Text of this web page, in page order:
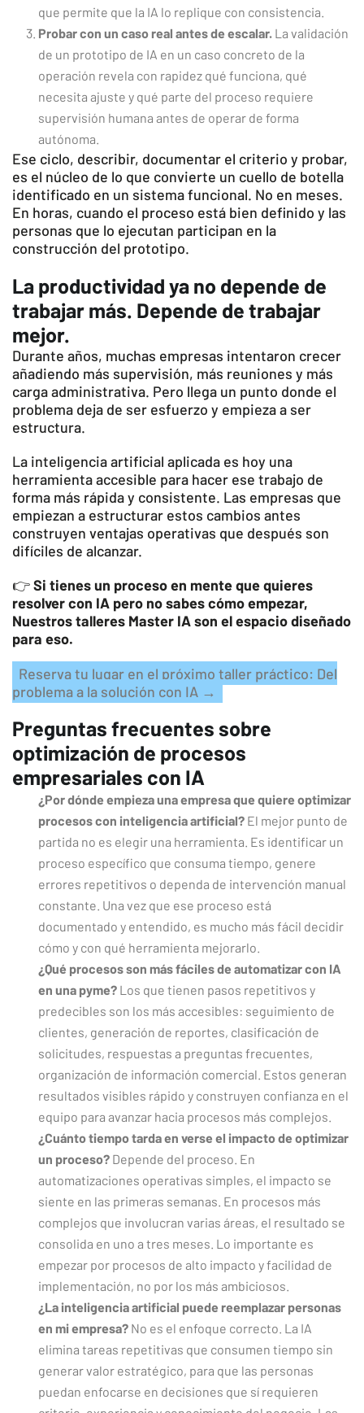
que permite que la IA lo replique con consistencia.
Probar con un caso real antes de escalar. La validación
de un prototipo de IA en un caso concreto de la
operación revela con rapidez qué funciona, qué
necesita ajuste y qué parte del proceso requiere
supervisión humana antes de operar de forma
autónoma.
Ese ciclo, describir, documentar el criterio y probar,
es el núcleo de lo que convierte un cuello de botella
identificado en un sistema funcional. No en meses.
En horas, cuando el proceso está bien definido y las
personas que lo ejecutan participan en la
construcción del prototipo.
La productividad ya no depende de
trabajar más. Depende de trabajar
mejor.
Durante años, muchas empresas intentaron crecer
añadiendo más supervisión, más reuniones y más
carga administrativa. Pero llega un punto donde el
problema deja de ser esfuerzo y empieza a ser
estructura.
La inteligencia artificial aplicada es hoy una
herramienta accesible para hacer ese trabajo de
forma más rápida y consistente. Las empresas que
empiezan a estructurar estos cambios antes
construyen ventajas operativas que después son
difíciles de alcanzar.
👉Si tienes un proceso en mente que quieres
resolver con IA pero no sabes cómo empezar,
Nuestros talleres Master IA son el espacio diseñado
para eso.
Reserva tu lugar en el próximo taller práctico: Del
problema a la solución con IA →
Preguntas frecuentes sobre
optimización de procesos
empresariales con IA
¿Por dónde empieza una empresa que quiere optimizar
procesos con inteligencia artificial? El mejor punto de
partida no es elegir una herramienta. Es identificar un
proceso específico que consuma tiempo, genere
errores repetitivos o dependa de intervención manual
constante. Una vez que ese proceso está
documentado y entendido, es mucho más fácil decidir
cómo y con qué herramienta mejorarlo.
¿Qué procesos son más fáciles de automatizar con IA
en una pyme? Los que tienen pasos repetitivos y
predecibles son los más accesibles: seguimiento de
clientes, generación de reportes, clasificación de
solicitudes, respuestas a preguntas frecuentes,
organización de información comercial. Estos generan
resultados visibles rápido y construyen confianza en el
equipo para avanzar hacia procesos más complejos.
¿Cuánto tiempo tarda en verse el impacto de optimizar
un proceso? Depende del proceso. En
automatizaciones operativas simples, el impacto se
siente en las primeras semanas. En procesos más
complejos que involucran varias áreas, el resultado se
consolida en uno a tres meses. Lo importante es
empezar por procesos de alto impacto y facilidad de
implementación, no por los más ambiciosos.
¿La inteligencia artificial puede reemplazar personas
en mi empresa? No es el enfoque correcto. La IA
elimina tareas repetitivas que consumen tiempo sin
generar valor estratégico, para que las personas
puedan enfocarse en decisiones que sí requieren